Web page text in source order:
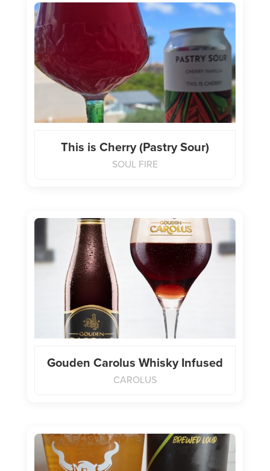
This is Cherry (Pastry Sour)
SOUL FIRE
Gouden Carolus Whisky Infused
CAROLUS